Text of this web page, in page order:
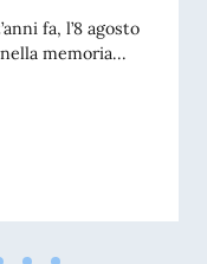
fa, l’8 agosto
memoria...
Marcinelle, e 25°